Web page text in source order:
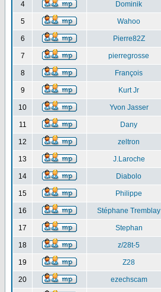
4 Dominik
5 Wahoo
6 Pierre82Z
7 pierregrosse
8 François
9 Kurt Jr
10 Yvon Jasser
11 Dany
12 zeltron
13 J.Laroche
14 Diabolo
15 Philippe
16 Stéphane Tremblay
17 Stephan
18 z/28t-5
19 Z28
20 ezechscam